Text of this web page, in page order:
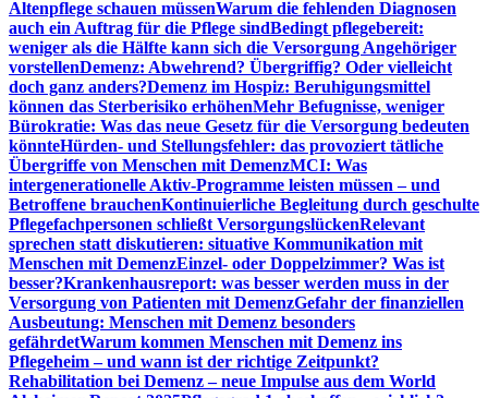
Altenpflege schauen müssenWarum die fehlenden Diagnosen
auch ein Auftrag für die Pflege sindBedingt pflegebereit:
weniger als die Hälfte kann sich die Versorgung Angehöriger
vorstellenDemenz: Abwehrend? Übergriffig? Oder vielleicht
doch ganz anders?Demenz im Hospiz: Beruhigungsmittel
können das Sterberisiko erhöhenMehr Befugnisse, weniger
Bürokratie: Was das neue Gesetz für die Versorgung bedeuten
könnteHürden- und Stellungsfehler: das provoziert tätliche
Übergriffe von Menschen mit DemenzMCI: Was
intergenerationelle Aktiv-Programme leisten müssen – und
Betroffene brauchenKontinuierliche Begleitung durch geschulte
Pflegefachpersonen schließt VersorgungslückenRelevant
sprechen statt diskutieren: situative Kommunikation mit
Menschen mit DemenzEinzel- oder Doppelzimmer? Was ist
besser?Krankenhausreport: was besser werden muss in der
Versorgung von Patienten mit DemenzGefahr der finanziellen
Ausbeutung: Menschen mit Demenz besonders
gefährdetWarum kommen Menschen mit Demenz ins
Pflegeheim – und wann ist der richtige Zeitpunkt?
Rehabilitation bei Demenz – neue Impulse aus dem World